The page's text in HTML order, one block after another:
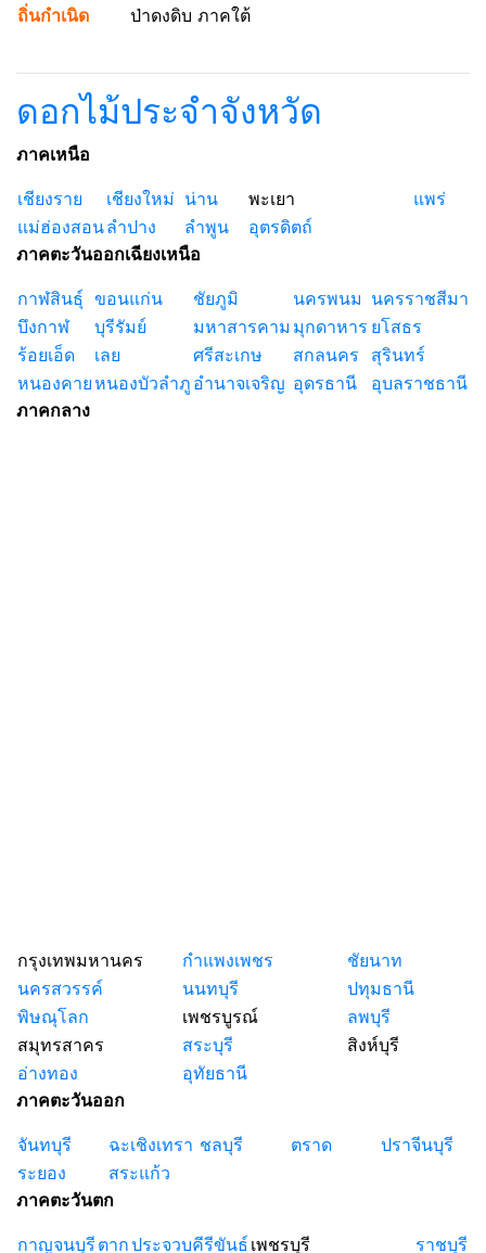
ถิ่นกำเนิด
ป่าดงดิบ ภาคใต้
ดอกไม้ประจำจังหวัด
ภาคเหนือ
เชียงราย เชียงใหม่ น่าน พะเยา
แพร่
แม่ฮ่องสอนลำปาง ลำพูน
อุตรดิตถ์
ภาคตะวันออกเฉียงเหนือ
กาฬสินธุ์ ขอนแก่น ชัยภูมิ นครพนม นครราชสีมา
บึงกาฬ
บุรีรัมย์ มหาสารคาม มุกดาหาร ยโสธร
ร้อยเอ็ด
เลย ศรีสะเกษ สกลนคร
สุรินทร์
หนองคายหนองบัวลำภู อำนาจเจริญ อุดรธานี
อุบลราชธานี
ภาคกลาง
กรุงเทพมหานคร กำแพงเพชร
ชัยนาท
นครสวรรค์
นนทบุรี
ปทุมธานี
พิษณุโลก
เพชรบูรณ์
ลพบุรี
สมุทรสาคร
สระบุรี
สิงห์บุรี
อ่างทอง
อุทัยธานี
ภาคตะวันออก
จันทบุรี ฉะเชิงเทรา ชลบุรี ตราด
ปราจีนบุรี
ระยอง
สระแก้ว
ภาคตะวันตก
กาญจนบุรี ตากประจวบคีรีขันธ์ เพชรบุรี ราชบุรี